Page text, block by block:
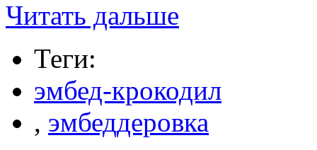
Читать дальше
Теги:
эмбед-крокодил
, эмбеддеровка